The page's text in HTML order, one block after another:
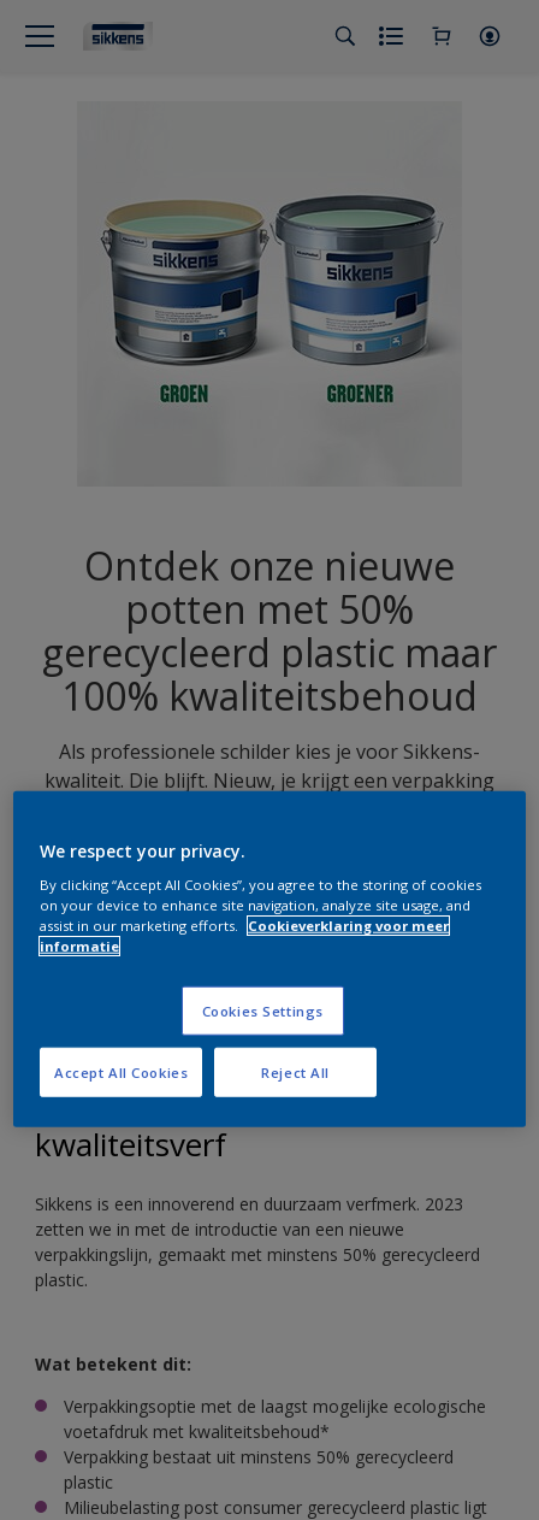
Ontdek onze nieuwe
potten met 50%
gerecycleerd plastic maar
100% kwaliteitsbehoud
Als professionele schilder kies je voor Sikkens-
kwaliteit. Die blijft. Nieuw, je krijgt een verpakking
Een bewuste keuze van Sikkens om de ecologische
voetafdruk te verminderen. Onderweg naar een
duurzamere wereld voor jou, ons en de volgende
generaties. Zet samen met ons deze stap naar de
Sikkens is meer dan enkel
kwaliteitsverf
Sikkens is een innoverend en duurzaam verfmerk. 2023
zetten we in met de introductie van een nieuwe
verpakkingslijn, gemaakt met minstens 50% gerecycleerd
plastic.
Wat betekent dit:
Verpakkingsoptie met de laagst mogelijke ecologische
voetafdruk met kwaliteitsbehoud*
Verpakking bestaat uit minstens 50% gerecycleerd
plastic
Milieubelasting post consumer gerecycleerd plastic ligt
We respect your privacy.
By clicking “Accept All Cookies”, you agree to the storing of cookies
on your device to enhance site navigation, analyze site usage, and
assist in our marketing efforts.
Cookieverklaring voor meer
informatie
Cookies Settings
Reject All
Accept All Cookies